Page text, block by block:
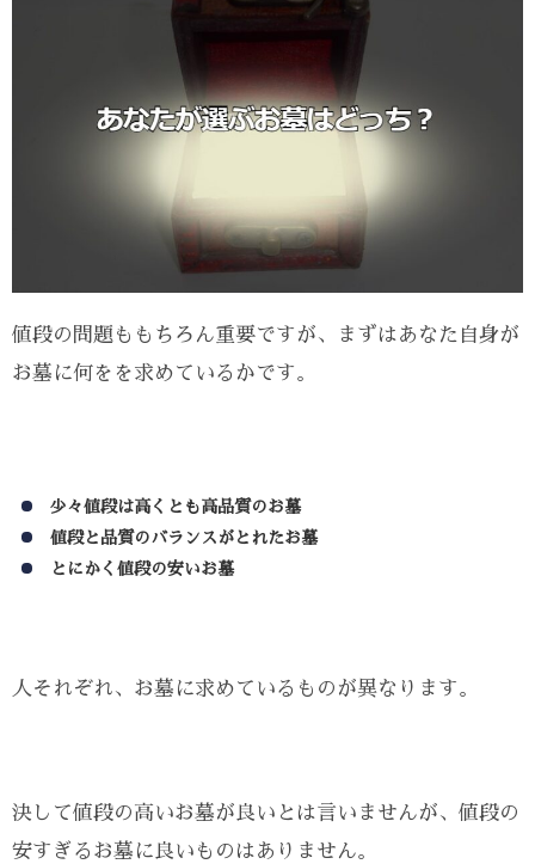
値段の問題ももちろん重要ですが、まずはあなた自身が
お墓に何をを求めているかです。
少々値段は高くとも高品質のお墓
値段と品質のバランスがとれたお墓
とにかく値段の安いお墓
人それぞれ、お墓に求めているものが異なります。
決して値段の高いお墓が良いとは言いませんが、値段の
安すぎるお墓に良いものはありません。